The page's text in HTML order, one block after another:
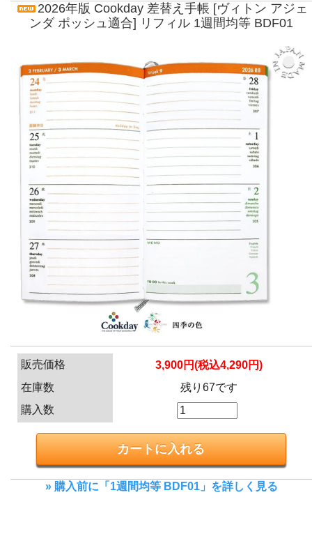
2026年版 Cookday 差替え手帳 [ヴィトン アジェ
ンダ ポッシュ適合] リフィル 1週間均等 BDF01
販売価格
3,900円(税込4,290円)
在庫数
残り67です
購入数
» 購入前に「1週間均等 BDF01」を詳しく見る